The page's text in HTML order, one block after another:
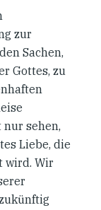
zur
Sachen,
Gottes, zu
sehen,
Liebe, die
wird. Wir